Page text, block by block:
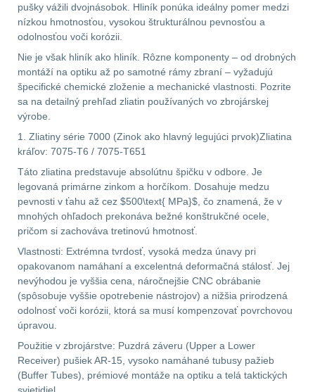
Ostatní45
DOPLNKY K
ZBRANIAM(661)
Montáže na zbraň
Montáže pro svítilny
18
Boční montáže11
Adaptéry a risery38
Montáže pro optiku
180
Montáže na hlaveň
Předpažbí55
pušky vážili dvojnásobok. Hliník ponúka ideálny pomer medzi
nízkou hmotnosťou, vysokou štrukturálnou pevnosťou a
odolnosťou voči korózii.
Nie je však hliník ako hliník. Rôzne komponenty – od drobných
montáží na optiku až po samotné rámy zbraní – vyžadujú
špecifické chemické zloženie a mechanické vlastnosti. Pozrite
sa na detailný prehľad zliatin používaných vo zbrojárskej
výrobe.
1. Zliatiny série 7000 (Zinok ako hlavný legujúci prvok)Zliatina
kráľov: 7075-T6 / 7075-T651
Táto zliatina predstavuje absolútnu špičku v odbore. Je
legovaná primárne zinkom a horčíkom. Dosahuje medzu
pevnosti v ťahu až cez $500\text{ MPa}$, čo znamená, že v
mnohých ohľadoch prekonáva bežné konštrukčné ocele,
pričom si zachováva tretinovú hmotnosť.
Vlastnosti: Extrémna tvrdosť, vysoká medza únavy pri
opakovanom namáhaní a excelentná deformačná stálosť. Jej
nevýhodou je vyššia cena, náročnejšie CNC obrábanie
(spôsobuje vyššie opotrebenie nástrojov) a nižšia prirodzená
odolnosť voči korózii, ktorá sa musí kompenzovať povrchovou
úpravou.
Použitie v zbrojárstve: Puzdrá záveru (Upper a Lower
Receiver) pušiek AR-15, vysoko namáhané tubusy pažieb
(Buffer Tubes), prémiové montáže na optiku a telá taktických